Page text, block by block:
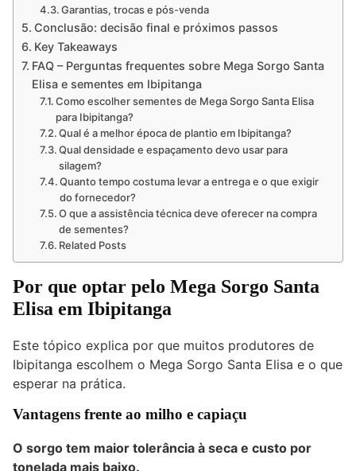
Garantias, trocas e pós-venda
Conclusão: decisão final e próximos passos
Key Takeaways
FAQ – Perguntas frequentes sobre Mega Sorgo Santa
Elisa e sementes em Ibipitanga
Como escolher sementes de Mega Sorgo Santa Elisa
para Ibipitanga?
Qual é a melhor época de plantio em Ibipitanga?
Qual densidade e espaçamento devo usar para
silagem?
Quanto tempo costuma levar a entrega e o que exigir
do fornecedor?
O que a assistência técnica deve oferecer na compra
de sementes?
Related Posts
Por que optar pelo Mega Sorgo Santa
Elisa em Ibipitanga
Este tópico explica por que muitos produtores de
Ibipitanga escolhem o Mega Sorgo Santa Elisa e o que
esperar na prática.
Vantagens frente ao milho e capiaçu
O sorgo tem maior tolerância à seca e custo por
tonelada mais baixo.